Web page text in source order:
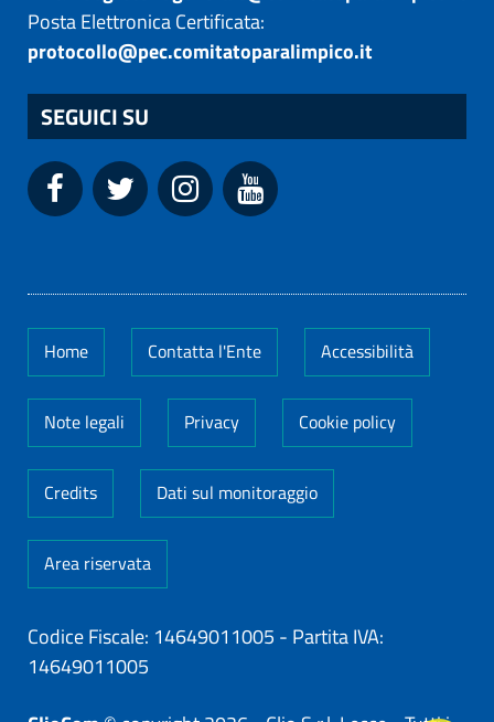
Posta Elettronica Certificata:
protocollo@pec.comitatoparalimpico.it
SEGUICI SU
Home Contatta l'Ente Accessibilità
Note legali Privacy Cookie policy
Credits Dati sul monitoraggio
Area riservata
Codice Fiscale: 14649011005 - Partita IVA:
14649011005